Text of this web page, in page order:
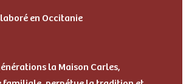
en Occitanie
la Maison Carles,